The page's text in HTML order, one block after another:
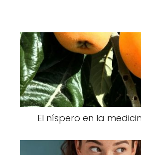
El níspero en la